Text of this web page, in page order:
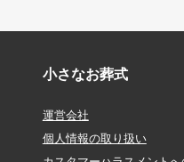
小さなお葬式
運営会社
個人情報の取り扱い